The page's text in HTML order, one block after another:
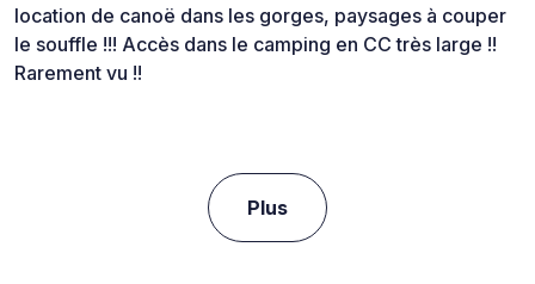
location de canoë dans les gorges, paysages à couper
le souffle !!! Accès dans le camping en CC très large !!
Rarement vu !!
Plus